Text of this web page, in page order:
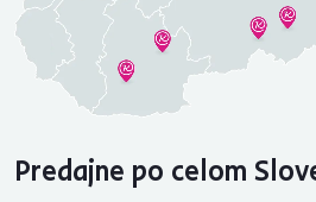
Predajne po celom